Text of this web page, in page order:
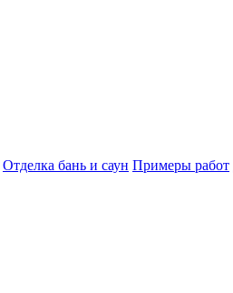
Отделка бань и саун Примеры работ